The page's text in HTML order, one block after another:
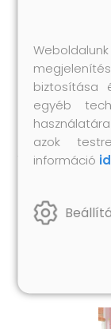
5
valamint
Átlátszó
Anyag:
biztosítása
egyéb
azok
információ